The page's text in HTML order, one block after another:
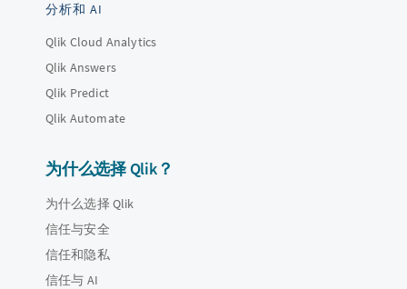
分析和 AI
Qlik Cloud Analytics
Qlik Answers
Qlik Predict
Qlik Automate
为什么选择 Qlik？
为什么选择 Qlik
信任与安全
信任和隐私
信任与 AI